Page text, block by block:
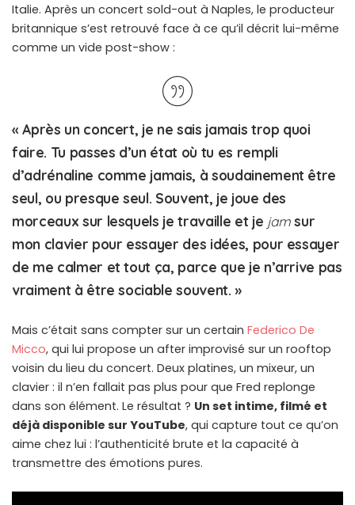
Italie. Après un concert sold-out à Naples, le producteur
britannique s’est retrouvé face à ce qu’il décrit lui-même
comme un vide post-show :
« Après un concert, je ne sais jamais trop quoi
faire. Tu passes d’un état où tu es rempli
d’adrénaline comme jamais, à soudainement être
seul, ou presque seul. Souvent, je joue des
morceaux sur lesquels je travaille et je jamsur
mon clavier pour essayer des idées, pour essayer
de me calmer et tout ça, parce que je n’arrive pas
vraiment à être sociable souvent. »
Mais c’était sans compter sur un certain Federico De
Micco, qui lui propose un after improvisé sur un rooftop
voisin du lieu du concert. Deux platines, un mixeur, un
clavier : il n’en fallait pas plus pour que Fred replonge
dans son élément. Le résultat ? Un set intime, filmé et
déjà disponible sur YouTube, qui capture tout ce qu’on
aime chez lui : l’authenticité brute et la capacité à
transmettre des émotions pures.